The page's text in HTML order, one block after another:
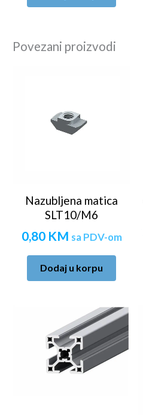
Povezani proizvodi
Nazubljena matica
SLT10/M6
0,80 KM sa PDV-om
Dodaj u korpu